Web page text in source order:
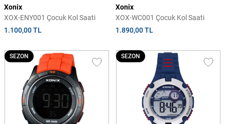
Xonix
XOX-ENY001 Çocuk Kol Saati
1.100,00 TL
Xonix
XOX-WC001 Çocuk Kol Saati
1.890,00 TL
SEZON SEZON